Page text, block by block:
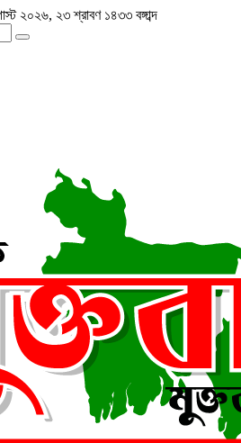
২০২৬, ২৩ শ্রাবণ ১৪৩৩ বঙ্গাব্দ